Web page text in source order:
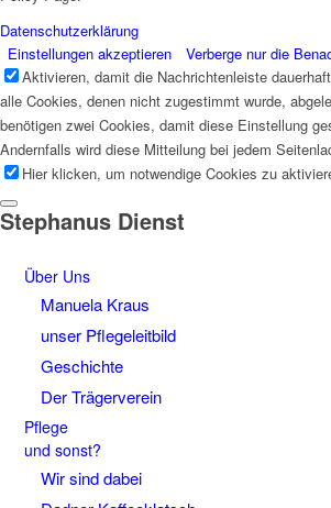
Datenschutzerklärung
Einstellungen akzeptieren
Verberge nur die
Aktivieren, damit die Nachrichtenleiste
alle Cookies, denen nicht zugestimmt wurde,
benötigen zwei Cookies, damit diese Einstellung
Andernfalls wird diese Mitteilung bei jedem
Hier klicken, um notwendige Cookies zu
Stephanus Dienst
Über Uns
Manuela Kraus
unser Pflegeleitbild
Geschichte
Der Trägerverein
Pflege
und sonst?
Wir sind dabei